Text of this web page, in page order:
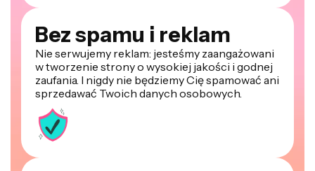
Bez spamu i reklam
Nie serwujemy reklam: jesteśmy zaangażowani
w tworzenie strony o wysokiej jakości i godnej
zaufania. I nigdy nie będziemy Cię spamować ani
sprzedawać Twoich danych osobowych.